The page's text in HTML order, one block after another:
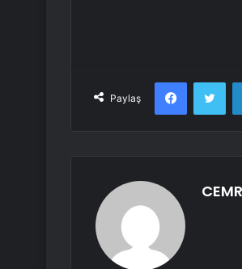
Paylaş
Facebook